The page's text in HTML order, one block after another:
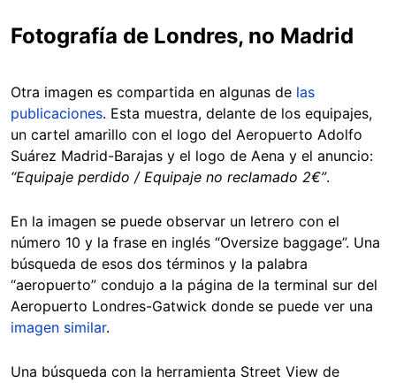
Fotografía de Londres, no Madrid
Otra imagen es compartida en algunas de las
publicaciones. Esta muestra, delante de los equipajes,
un cartel amarillo con el logo del Aeropuerto Adolfo
Suárez Madrid-Barajas y el logo de Aena y el anuncio:
“Equipaje perdido / Equipaje no reclamado 2€”.
En la imagen se puede observar un letrero con el
número 10 y la frase en inglés “Oversize baggage”. Una
búsqueda de esos dos términos y la palabra
“aeropuerto” condujo a la página de la terminal sur del
Aeropuerto Londres-Gatwick donde se puede ver una
imagen similar.
Una búsqueda con la herramienta Street View de